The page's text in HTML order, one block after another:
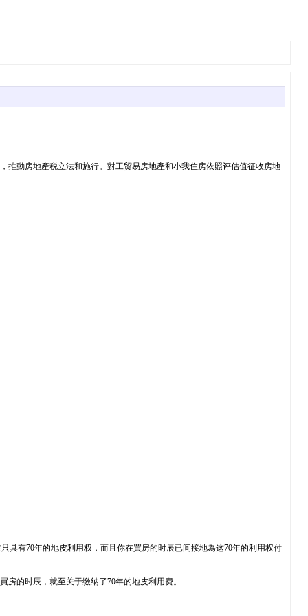
推動房地產税立法和施行。對工贸易房地產和小我住房依照评估值征收房地
具有70年的地皮利用权，而且你在買房的时辰已间接地為这70年的利用权付
的时辰，就至关于缴纳了70年的地皮利用费。